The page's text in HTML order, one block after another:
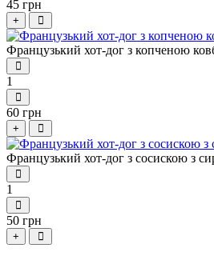
45 грн
+
Французький хот-дог з копченою
1
60 грн
+
Французький хот-дог з сосискою з
1
50 грн
+